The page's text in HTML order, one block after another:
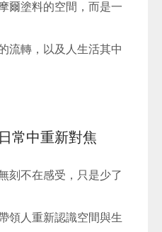
爾塗料的空間，而是一
流轉，以及人生活其中
常中重新對焦
刻不在感受，只是少了
領人重新認識空間與生